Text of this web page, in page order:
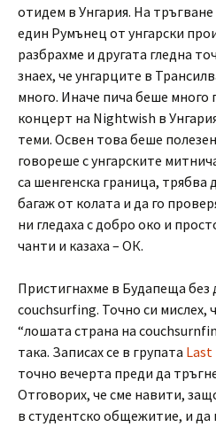
отидем в Унгария. На
един Румънец от унгарски
разбрахме и другата гледна
знаех, че унгарците в
много. Иначе пича беше много
концерт на Nightwish в
теми. Освен това беше
говореше с унгарските
са шенгенска граница, трябва
багаж от колата и да го
ни гледаха с добро око и
чанти и казаха – ОК.
Пристигнахме в Будапеща без
couchsurfing. Точно си мислех,
“лошата страна на
така. Записах се в групата Last
точно вечерта преди да
Отговорих, че сме навити,
в студентско общежитие, и да